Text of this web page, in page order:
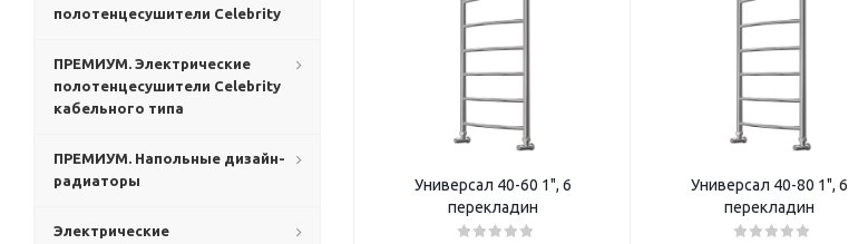
Универсал 40-60 1", 6
перекладин
Универсал 40-80 1", 6
перекладин
полотенцесушители Celebrity
ПРЕМИУМ. Электрические
полотенцесушители Celebrity
кабельного типа
ПРЕМИУМ. Напольные дизайн-
радиаторы
Электрические